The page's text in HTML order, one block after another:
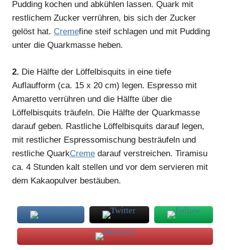
Pudding kochen und abkühlen lassen. Quark mit
restlichem Zucker verrühren, bis sich der Zucker
gelöst hat. Cremefine steif schlagen und mit Pudding
unter die Quarkmasse heben.
2. Die Hälfte der Löffelbisquits in eine tiefe
Auflaufform (ca. 15 x 20 cm) legen. Espresso mit
Amaretto verrühren und die Hälfte über die
Löffelbisquits träufeln. Die Hälfte der Quarkmasse
darauf geben. Rastliche Löffelbisquits darauf legen,
mit restlicher Espressomischung besträufeln und
restliche QuarkCreme darauf verstreichen. Tiramisu
ca. 4 Stunden kalt stellen und vor dem servieren mit
dem Kakaopulver bestäuben.